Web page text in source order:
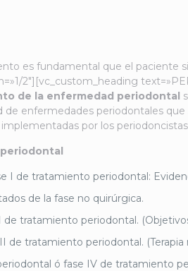
es fundamental que el paciente
2″][vc_custom_heading
de la enfermedad periodontal
de enfermedades periodontales
por los
I de tratamiento periodontal:
de la fase no quirúrgica.
de tratamiento periodontal.
de tratamiento periodontal.
ó fase IV de tratamiento